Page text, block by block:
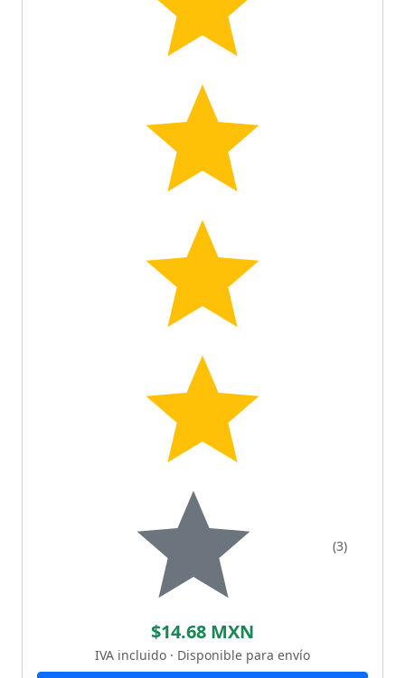
(3)
$14.68 MXN
IVA incluido · Disponible para envío